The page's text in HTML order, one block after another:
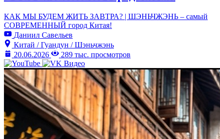
КАК МЫ БУДЕМ ЖИТЬ ЗАВТРА? | ШЭНЬЧЖЭНЬ – самый
СОВРЕМЕННЫЙ город Китая!
Даниил Савельев
Китай / Гуандун / Шэньчжэнь
20.06.2026
289 тыс. просмотров